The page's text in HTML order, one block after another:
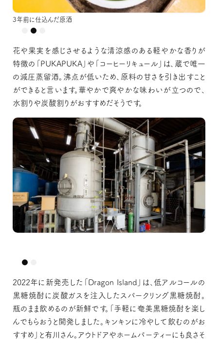
今年の2月に仕込んだばかりの原酒
3年前に仕込んだ原酒
花や果実を感じさせるような清涼感のある軽やかな香りが
特徴の「PUKAPUKA」や「コーヒーリキュール」は、蔵で唯一
の減圧蒸留酒。沸点が低いため、原料の甘さを引き出すこと
ができると言います。華やかで爽やかな味わいが立つので、
水割りや炭酸割りがおすすめだそうです。
2022年に新発売した「Dragon Island」は、低アルコールの
黒糖焼酎に炭酸ガスを注入したスパークリング黒糖焼酎。
瓶のまま飲めるのが新鮮です。「手軽に奄美黒糖焼酎を楽し
んでもらおうと開発しました。キンキンに冷やして飲むのがお
すすめ」と有川さん。アウトドアやホームパーティーにも良さそ